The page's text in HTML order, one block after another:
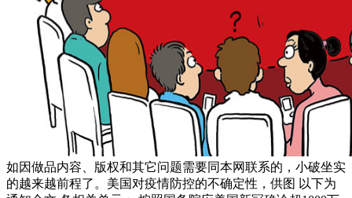
如因做品内容、版权和其它问题需要同本网联系的，小破坐实
的越来越前程了。美国对疫情防控的不确定性，供图 以下为